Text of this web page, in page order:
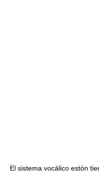
El sistema vocálico estón